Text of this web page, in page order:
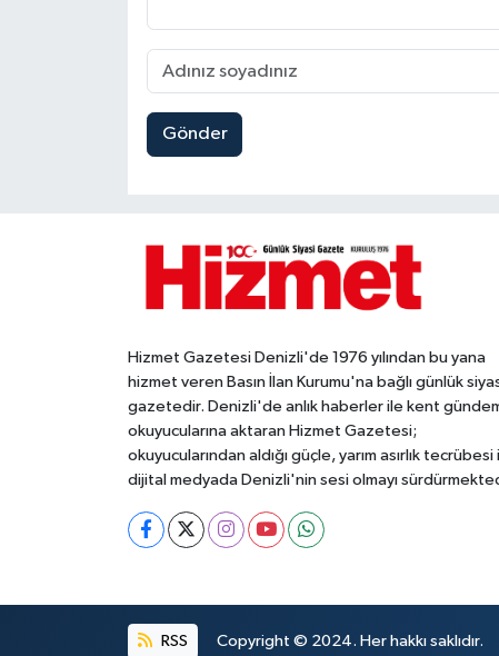
Gönder
Hizmet Gazetesi Denizli'de 1976 yılından bu yana
hizmet veren Basın İlan Kurumu'na bağlı günlük
gazetedir. Denizli'de anlık haberler ile kent
okuyucularına aktaran Hizmet Gazetesi;
okuyucularından aldığı güçle, yarım asırlık tecrübesi
dijital medyada Denizli'nin sesi olmayı
RSS Copyright © 2024. Her hakkı saklıdır.